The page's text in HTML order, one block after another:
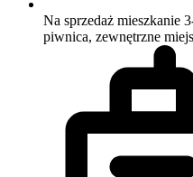
Na sprzedaż mieszkanie
piwnica, zewnętrzne